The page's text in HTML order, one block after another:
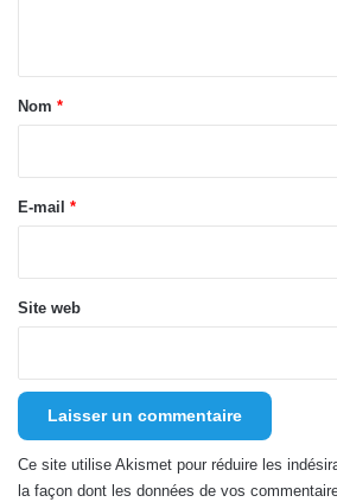
a
e
Nom *
E-mail *
Site web
Ce site utilise Akismet pour réduire les
la façon dont les données de vos